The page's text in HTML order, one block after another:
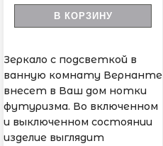
В КОРЗИНУ
Зеркало с подсветкой в
ванную комнату Вернанте
внесет в Ваш дом нотки
футуризма. Во включенном
и выключенном состоянии
изделие выглядит